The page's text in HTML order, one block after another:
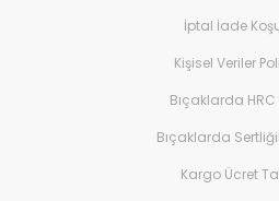
İptal İade
Kişisel Veriler
Bıçaklarda
Bıçaklarda
Kargo Ücret